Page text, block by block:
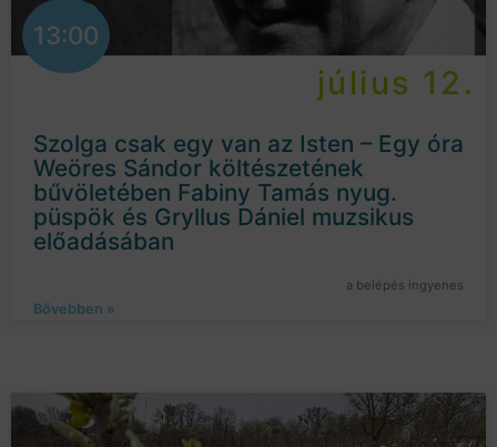
13:00
július 12.
Szolga csak egy van az Isten – Egy óra
Weöres Sándor költészetének
bűvöletében Fabiny Tamás nyug.
püspök és Gryllus Dániel muzsikus
előadásában
a belépés ingyenes
Bővebben »